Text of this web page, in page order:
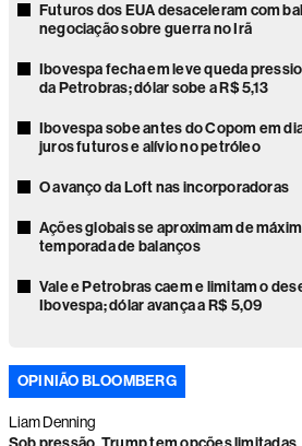
Futuros dos EUA desaceleram com
negociação sobre guerra no Irã
Ibovespa fecha em leve queda
da Petrobras; dólar sobe a R$ 5,13
Ibovespa sobe antes do Copom em
juros futuros e alívio no petróleo
O avanço da Loft nas incorporadoras
Ações globais se aproximam de
temporada de balanços
Vale e Petrobras caem e limitam o
Ibovespa; dólar avança a R$ 5,09
pressão sobre mercados
disputa presidencial acirrada
OPINIÃO BLOOMBERG
Liam Denning